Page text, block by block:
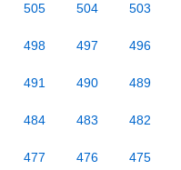
505 504 503
498 497 496
491 490 489
484 483 482
477 476 475